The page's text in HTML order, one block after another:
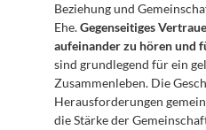
Beziehung und
Ehe. Gegenseitiges
aufeinander zu hören und
sind grundlegend für ein
Zusammenleben. Die
Herausforderungen
die Stärke der